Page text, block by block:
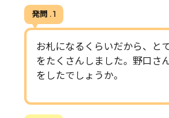
発問 . 1
お札になるくらいだから、と
をたくさんしました。野口さ
をしたでしょうか。